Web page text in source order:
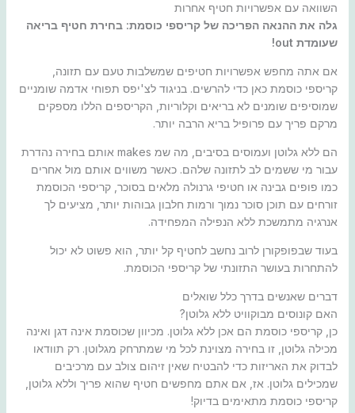
השוואה עם אפשרויות חטיף אחרות
גלה את ההנאה הפריכה של קריספי כוסמת: בחירת חטיף בריאה
שעומדת out!
אם אתה מחפש אפשרויות חטיפים שמשלבות טעם עם תזונה,
קריספי כוסמת כאן כדי להרשים. בניגוד לצ'יפס תפוחי אדמה שומניים
שמוסיפים שומנים לא בריאים וקלוריות, הקריספים הללו מספקים
מרקם פריך עם פרופיל בריא הרבה יותר.
הם ללא גלוטן ועמוסים בסיבים, מה שמ makes אותם בחירה נהדרת
עבור מי ששמים לב לתזונה שלהם. כאשר משווים אותם מול אחרים
כמו פופים גבינה או חטיפי גרנולה מלאים בסוכר, קריספי הכוסמת
זורחים עם תוכן סוכר נמוך ורמות חלבון גבוהות יותר, מציעים לך
אנרגיה מתמשכת ללא הנפילה המפחידה.
בעוד שבפופקורן לרוב נחשב לחטיף קל יותר, הוא פשוט לא יכול
להתחרות בעושר התזונתי של קריספי הכוסמת.
דברים שאנשים בדרך כלל שואלים
האם קונוסים מבוקוויט ללא גלוטן?
כן, קריספי כוסמת הם אכן ללא גלוטן. מכיוון שכוסמת אינה דגן ואינה
מכילה גלוטן, זו בחירה מצוינת לכל מי שמתרחק מגלוטן. רק תוודאו
לבדוק את האריזות כדי להבטיח שאין זיהום צולב עם מרכיבים
שמכילים גלוטן. אז, אם אתם מחפשים חטיף שהוא פריך וללא גלוטן,
קריספי כוסמת מתאימים בדיוק!